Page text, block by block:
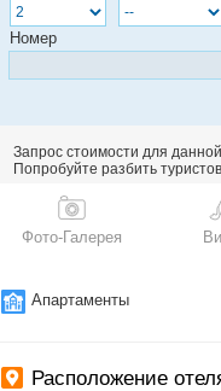
Номер
Запрос стоимости для
Попробуйте разбить
Фото-Галерея
Апартаменты
Расположение